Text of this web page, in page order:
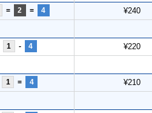
= 2 = 4 ¥240
1 - 4 ¥220
1 = 4 ¥210